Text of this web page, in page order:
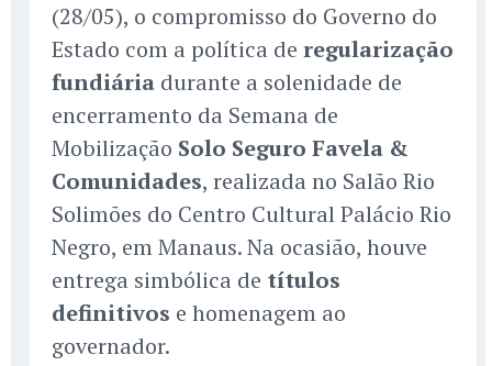
(28/05), o compromisso do Governo do
Estado com a política de regularização
fundiária durante a solenidade de
encerramento da Semana de
Mobilização Solo Seguro Favela &
Comunidades, realizada no Salão Rio
Solimões do Centro Cultural Palácio Rio
Negro, em Manaus. Na ocasião, houve
entrega simbólica de títulos
definitivos e homenagem ao
governador.